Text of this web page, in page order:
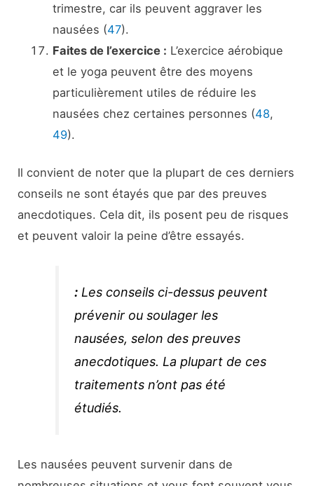
trimestre, car ils peuvent aggraver les
nausées (47).
Faites de l’exercice : L’exercice aérobique
et le yoga peuvent être des moyens
particulièrement utiles de réduire les
nausées chez certaines personnes (48,
49).
Il convient de noter que la plupart de ces derniers
conseils ne sont étayés que par des preuves
anecdotiques. Cela dit, ils posent peu de risques
et peuvent valoir la peine d’être essayés.
: Les conseils ci-dessus peuvent
prévenir ou soulager les
nausées, selon des preuves
anecdotiques. La plupart de ces
traitements n’ont pas été
étudiés.
Les nausées peuvent survenir dans de